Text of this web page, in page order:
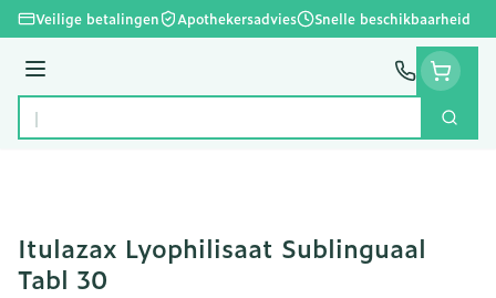
Ga naar de inhoud
Veilige betalingen Apothekersadvies Snelle beschikbaarheid
Menu
Product, merk, categorie...
Zoek
Itulazax Lyophilisaat Sublinguaal
Tabl 30